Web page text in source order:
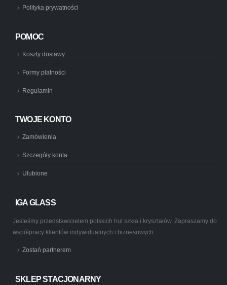
Polityka prywatności
POMOC
Koszty dostawy
Formy płatności
Regulamin
TWOJE KONTO
Zamówienia
Szczegóły konta
Ulubione
IGA GLASS
Jesteśmy przedstawicielem polskich hut szkła i kryształów. Zapraszamy do
współpracy klientów indywidualnych i biznesowych.
Zostań partnerem
SKLEP STACJONARNY